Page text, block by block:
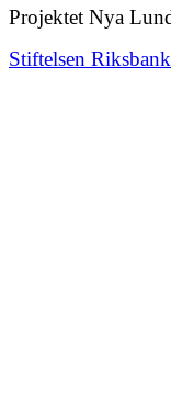
Projektet Nya
Stiftelsen